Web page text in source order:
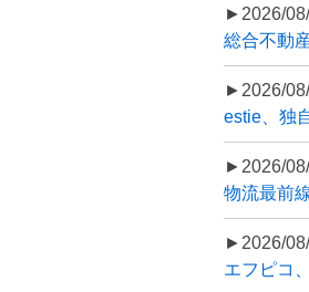
►2026/
総合不動
►2026/
estie、独
►2026/
物流最前
►2026/
エフピコ